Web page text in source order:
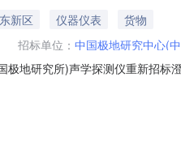
新区 仪器仪表
货物
招标单位： 中国极地研究中心(
极地研究所)声学探测仪重新招